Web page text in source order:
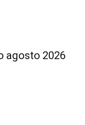
agosto 2026